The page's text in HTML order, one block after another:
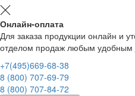
Онлайн-оплата
Для заказа продукции онлайн и
отделом продаж любым удобным
+7(495)669-68-38
8 (800) 707-69-79
8 (800) 707-84-72